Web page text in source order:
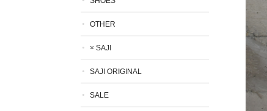
OTHER
× SAJI
SAJI ORIGINAL
SALE